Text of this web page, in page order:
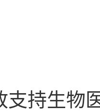
支持生物